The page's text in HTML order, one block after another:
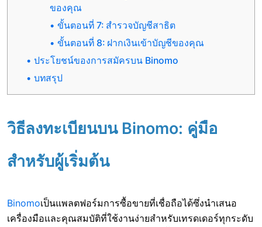
ของคุณ
ขั้นตอนที่ 7: สำรวจบัญชีสาธิต
ขั้นตอนที่ 8: ฝากเงินเข้าบัญชีของคุณ
ประโยชน์ของการสมัครบน Binomo
บทสรุป
วิธีลงทะเบียนบน Binomo: คู่มือ
สำหรับผู้เริ่มต้น
Binomoเป็นแพลตฟอร์มการซื้อขายที่เชื่อถือได้ซึ่งนำเสนอ
เครื่องมือและคุณสมบัติที่ใช้งานง่ายสำหรับเทรดเดอร์ทุกระดับ